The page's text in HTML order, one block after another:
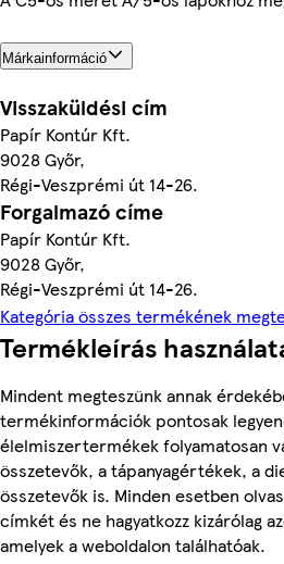
Márkainformáció
Visszaküldési cím
Papír Kontúr Kft.
9028 Győr,
Régi-Veszprémi út 14-26.
Forgalmazó címe
Papír Kontúr Kft.
9028 Győr,
Régi-Veszprémi út 14-26.
Kategória összes termékének
Termékleírás
Mindent megteszünk annak
termékinformációk pontosak
élelmiszertermékek folyamatosan
összetevők, a tápanyagértékek, a
összetevők is. Minden esetben
címkét és ne hagyatkozz kizárólag
amelyek a weboldalon találhatóak.